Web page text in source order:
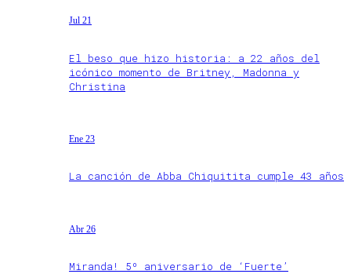
Jul 21
El beso que hizo historia: a 22 años del
icónico momento de Britney, Madonna y
Christina
Ene 23
La canción de Abba Chiquitita cumple 43 años
Abr 26
Miranda! 5º aniversario de ‘Fuerte’